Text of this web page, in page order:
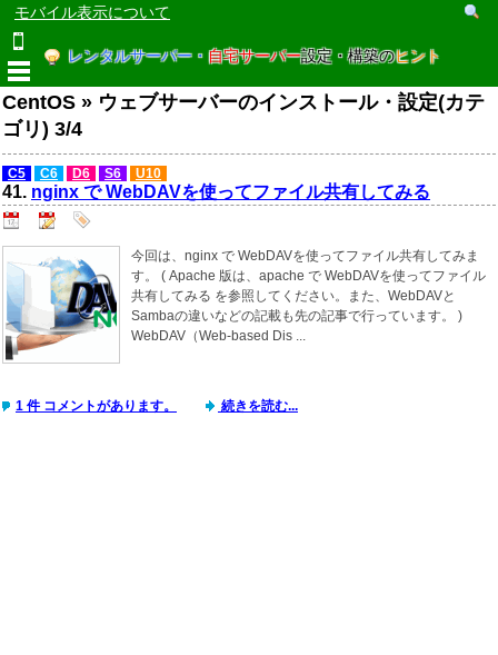
モバイル表示について
レンタルサーバー・ 自宅サーバー設定・構築のヒント
CentOS » ウェブサーバーのインストール・設定(カテ
ゴリ) 3/4
C5 C6 D6 S6 U10
41. nginx で WebDAVを使ってファイル共有してみる
今回は、nginx で WebDAVを使ってファイル共有してみま
す。 ( Apache 版は、apache で WebDAVを使ってファイル
共有してみる を参照してください。また、WebDAVと
Sambaの違いなどの記載も先の記事で行っています。 )
WebDAV（Web-based Dis ...
1 件 コメントがあります。 続きを読む...